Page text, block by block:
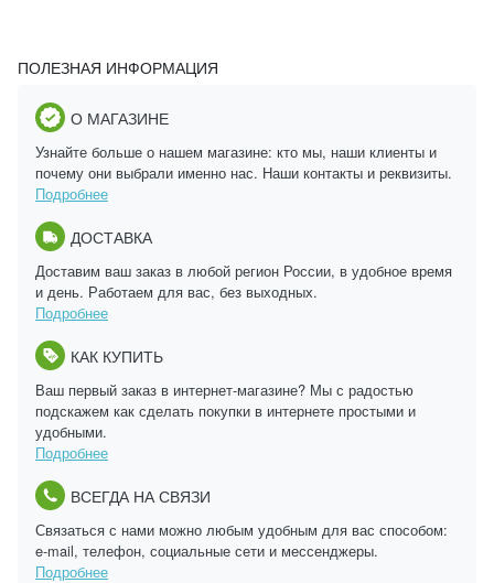
ПОЛЕЗНАЯ ИНФОРМАЦИЯ
О МАГАЗИНЕ
Узнайте больше о нашем магазине: кто мы, наши клиенты и
почему они выбрали именно нас. Наши контакты и реквизиты.
Подробнее
ДОСТАВКА
Доставим ваш заказ в любой регион России, в удобное время
и день. Работаем для вас, без выходных.
Подробнее
КАК КУПИТЬ
Ваш первый заказ в интернет-магазине? Мы с радостью
подскажем как сделать покупки в интернете простыми и
удобными.
Подробнее
ВСЕГДА НА СВЯЗИ
Связаться с нами можно любым удобным для вас способом:
e-mail, телефон, социальные сети и мессенджеры.
Подробнее